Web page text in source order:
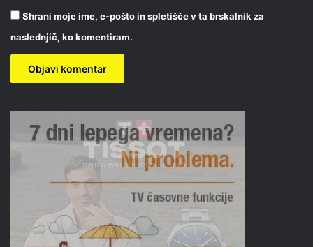
Shrani moje ime, e-pošto in spletišče v ta brskalnik za
naslednjič, ko komentiram.